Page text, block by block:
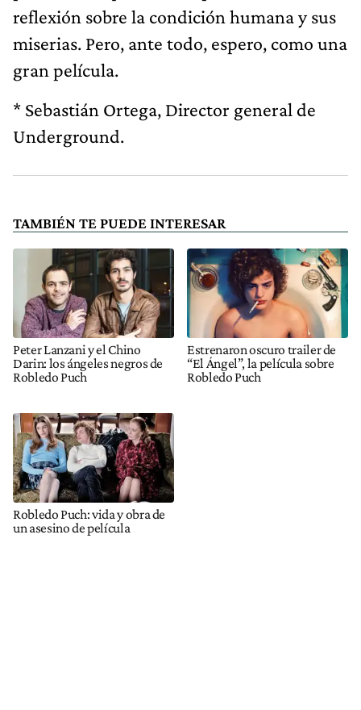
reflexión sobre la condición humana y sus
miserias. Pero, ante todo, espero, como una
gran película.
* Sebastián Ortega, Director general de
Underground.
TAMBIÉN TE PUEDE INTERESAR
Peter Lanzani y el Chino
Darin: los ángeles negros de
Robledo Puch
Estrenaron oscuro trailer de
“El Ángel”, la película sobre
Robledo Puch
Robledo Puch: vida y obra de
un asesino de película